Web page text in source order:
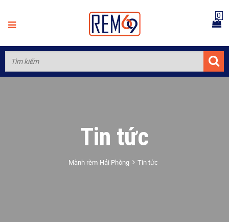
0
Tin tức
Mành rèm Hải Phòng Tin tức